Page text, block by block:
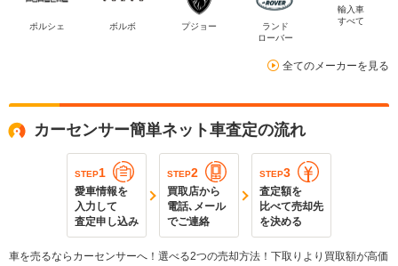
ポルシェ ボルボ プジョー
ランド
ローバー
輸入車
すべて
全てのメーカーを見る
カーセンサー簡単ネット車査定の流れ
STEP1
愛車情報を
入力して
査定申し込み
STEP2
買取店から
電話､メール
でご連絡
STEP3
査定額を
比べて売却先
を決める
車を売るならカーセンサーへ！選べる2つの売却方法！下取りより買取額が高価